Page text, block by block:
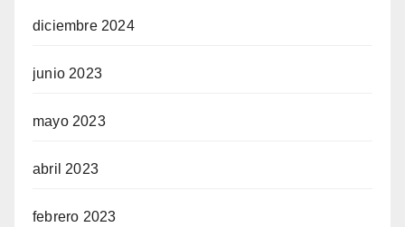
diciembre 2024
junio 2023
mayo 2023
abril 2023
febrero 2023